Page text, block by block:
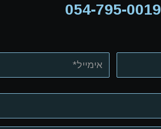
054-795-0019